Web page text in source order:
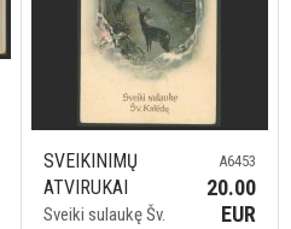
SVEIKINIMŲ
ATVIRUKAI
Sveiki sulaukę Šv.
A6453
20.00
EUR